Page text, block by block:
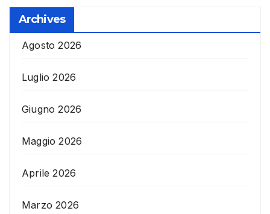
Archives
Agosto 2026
Luglio 2026
Giugno 2026
Maggio 2026
Aprile 2026
Marzo 2026